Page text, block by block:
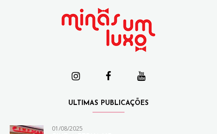
ULTIMAS PUBLICAÇÕES
01/08/2025